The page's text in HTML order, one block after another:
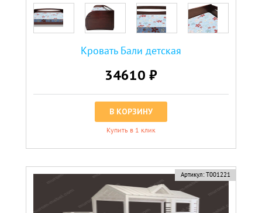
Кровать Бали детская
34610 ₽
В КОРЗИНУ
Купить в 1 клик
Артикул: Т001221